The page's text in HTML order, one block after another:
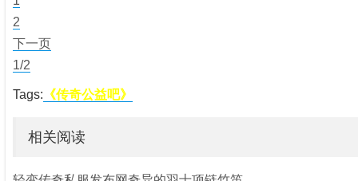
2
下一页
1/2
Tags: 《传奇公益吧》
相关阅读